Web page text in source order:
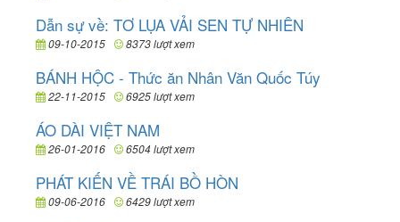
Dẫn sự về: TƠ LỤA VẢI SEN TỰ NHIÊN
09-10-2015 8373 lượt xem
BÁNH HỘC - Thức ăn Nhân Văn Quốc Túy
22-11-2015 6925 lượt xem
ÁO DÀI VIỆT NAM
26-01-2016 6504 lượt xem
PHÁT KIẾN VỀ TRÁI BỒ HÒN
09-06-2016 6429 lượt xem